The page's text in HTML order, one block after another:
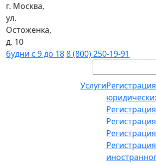
г. Москва,
ул.
Остоженка,
д. 10
будни с 9 до 188 (800) 250-19-91
УслугиРегистрация
Регистрация